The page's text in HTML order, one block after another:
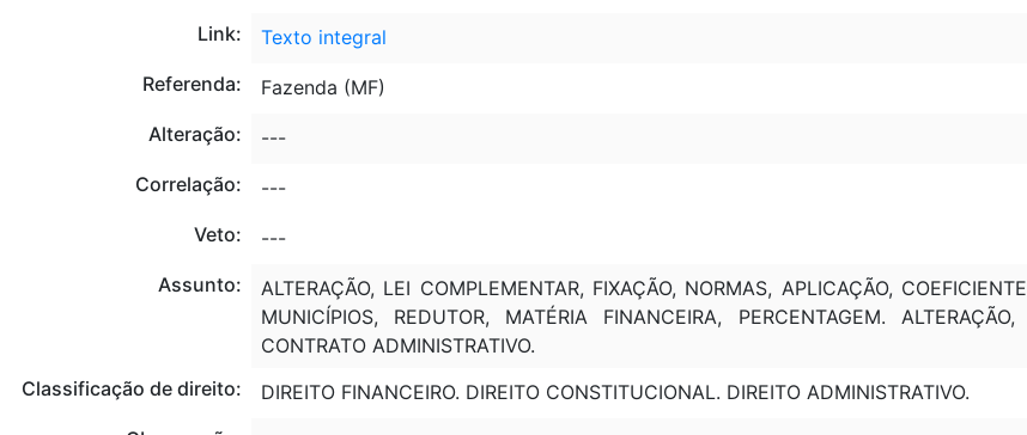
Link:
Texto integral
Referenda:
Fazenda (MF)
Alteração:
---
Correlação:
---
Veto:
---
Assunto:
ALTERAÇÃO, LEI COMPLEMENTAR, FIXAÇÃO, NORMAS, APLICAÇÃO,
MUNICÍPIOS, REDUTOR, MATÉRIA FINANCEIRA, PERCENTAGEM.
CONTRATO ADMINISTRATIVO.
Classificação de direito:
DIREITO FINANCEIRO. DIREITO CONSTITUCIONAL. DIREITO ADMINISTRATIVO.